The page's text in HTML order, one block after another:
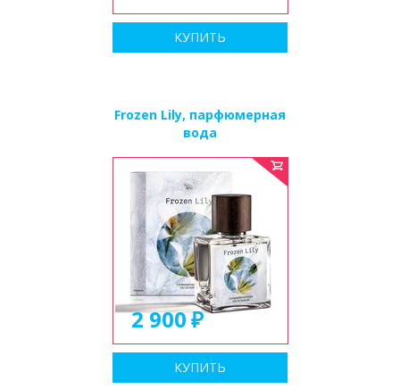
КУПИТЬ
Frozen Lily, парфюмерная
вода
2 900
КУПИТЬ